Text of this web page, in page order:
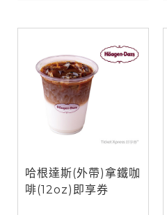
哈根達斯(外帶)拿鐵咖
啡(12oz)即享券